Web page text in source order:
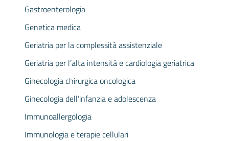
Gastroenterologia
Genetica medica
Geriatria per la complessità assistenziale
Geriatria per l’alta intensità e cardiologia geriatrica
Ginecologia chirurgica oncologica
Ginecologia dell’infanzia e adolescenza
Immunoallergologia
Immunologia e terapie cellulari